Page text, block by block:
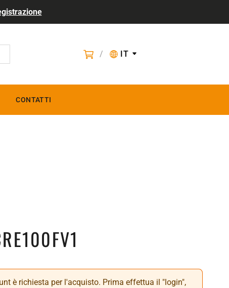
/ IT
CONTATTI
è richiesta per l'acquisto. Prima effettua il "login",